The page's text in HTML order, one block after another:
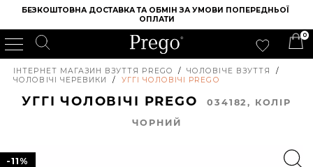
БЕЗКОШТОВНА ДОСТАВКА ТА ОБМІН ЗА УМОВИ ПОПЕРЕДНЬОЇ
ОПЛАТИ
0
ІНТЕРНЕТ МАГАЗИН ВЗУТТЯ PREGO / ЧОЛОВІЧЕ ВЗУТТЯ
/
ЧОЛОВІЧІ ЧЕРЕВИКИ
/ УГГІ ЧОЛОВІЧІ PREGO
УГГІ ЧОЛОВІЧІ PREGO034182, КОЛIР
ЧОРНИЙ
-11%